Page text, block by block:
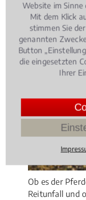
Agrarrecht,
rechtlich
Ob es der
Reitunfall und
Website im Sinne
Mit dem Klick
stimmen Sie
genannten
Button
die eingesetzten
Ihrer